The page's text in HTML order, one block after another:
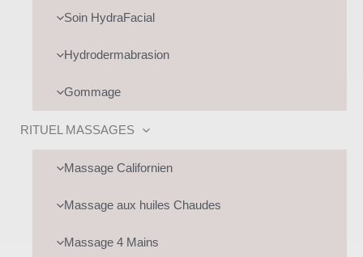
Soin HydraFacial
Hydrodermabrasion
Gommage
RITUEL MASSAGES
Massage Californien
Massage aux huiles Chaudes
Massage 4 Mains